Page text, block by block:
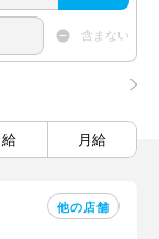
含まない
給 月給
他の店舗